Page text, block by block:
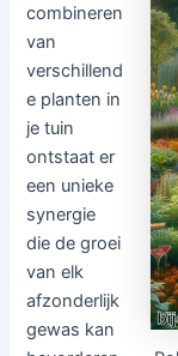
combineren
van
verschillend
e planten in
je tuin
ontstaat er
een unieke
synergie
die de groei
van elk
afzonderlijk
gewas kan